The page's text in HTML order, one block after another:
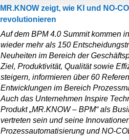
MR.KNOW zeigt, wie KI und NO-
revolutionieren
Auf dem BPM 4.0 Summit kommen
wieder mehr als 150
Neuheiten im Bereich der
Ziel, Produktivität, Qualität sowie
steigern, informieren über 60
Entwicklungen im Bereich
Auch das Unternehmen Inspire
Produkt „MR.KNOW – BPM“ als
vertreten sein und seine
Prozessautomatisierung und NO-